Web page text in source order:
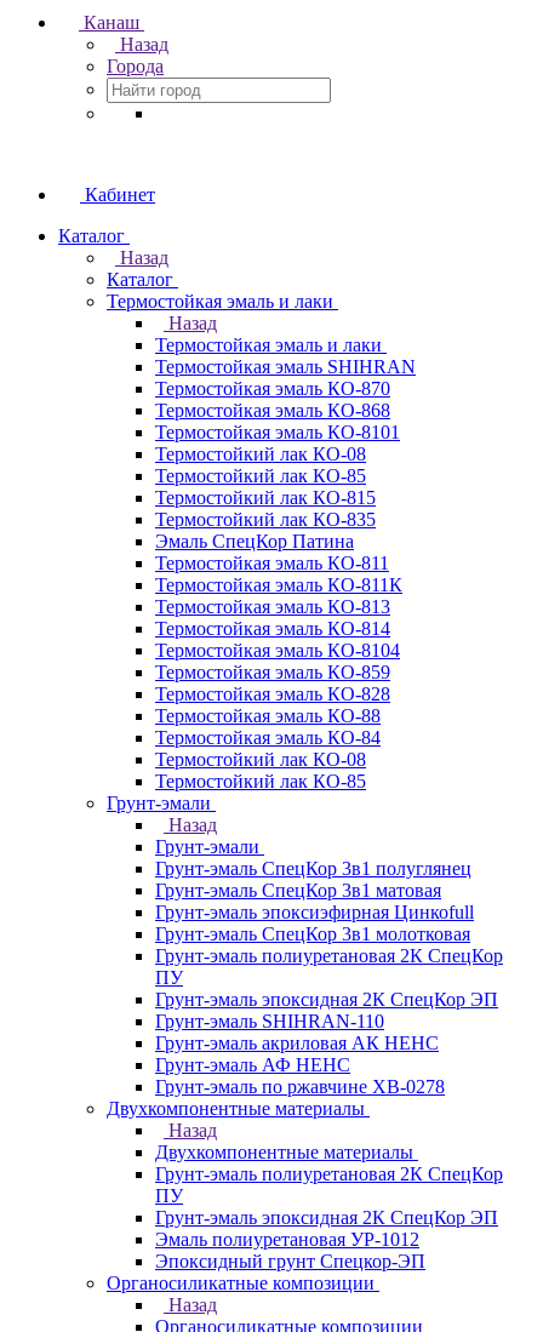
Канаш
Назад
Города
Кабинет
Каталог
Назад
Каталог
Термостойкая эмаль и лаки
Назад
Термостойкая эмаль и лаки
Термостойкая эмаль SHIHRAN
Термостойкая эмаль КО-870
Термостойкая эмаль КО-868
Термостойкая эмаль КО-8101
Термостойкий лак КО-08
Термостойкий лак КО-85
Термостойкий лак КО-815
Термостойкий лак КО-835
Эмаль СпецКор Патина
Термостойкая эмаль КО-811
Термостойкая эмаль КО-811К
Термостойкая эмаль КО-813
Термостойкая эмаль КО-814
Термостойкая эмаль КО-8104
Термостойкая эмаль КО-859
Термостойкая эмаль КО-828
Термостойкая эмаль КО-88
Термостойкая эмаль КО-84
Термостойкий лак КО-08
Термостойкий лак КО-85
Грунт-эмали
Назад
Грунт-эмали
Грунт-эмаль СпецКор 3в1 полуглянец
Грунт-эмаль СпецКор 3в1 матовая
Грунт-эмаль эпоксиэфирная Цинкоfull
Грунт-эмаль СпецКор 3в1 молотковая
Грунт-эмаль полиуретановая 2К СпецКор
ПУ
Грунт-эмаль эпоксидная 2К СпецКор ЭП
Грунт-эмаль SHIHRAN-110
Грунт-эмаль акриловая АК НЕНС
Грунт-эмаль АФ НЕНС
Грунт-эмаль по ржавчине ХВ-0278
Двухкомпонентные материалы
Назад
Двухкомпонентные материалы
Грунт-эмаль полиуретановая 2К СпецКор
ПУ
Грунт-эмаль эпоксидная 2К СпецКор ЭП
Эмаль полиуретановая УР-1012
Эпоксидный грунт Спецкор-ЭП
Органосиликатные композиции
Назад
Органосиликатные композиции